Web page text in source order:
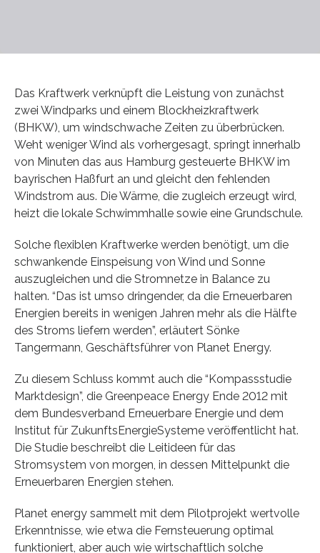
Das Kraftwerk verknüpft die Leistung von zunächst
zwei Windparks und einem Blockheizkraftwerk
(BHKW), um windschwache Zeiten zu überbrücken.
Weht weniger Wind als vorhergesagt, springt innerhalb
von Minuten das aus Hamburg gesteuerte BHKW im
bayrischen Haßfurt an und gleicht den fehlenden
Windstrom aus. Die Wärme, die zugleich erzeugt wird,
heizt die lokale Schwimmhalle sowie eine Grundschule.
Solche flexiblen Kraftwerke werden benötigt, um die
schwankende Einspeisung von Wind und Sonne
auszugleichen und die Stromnetze in Balance zu
halten. “Das ist umso dringender, da die Erneuerbaren
Energien bereits in wenigen Jahren mehr als die Hälfte
des Stroms liefern werden”, erläutert Sönke
Tangermann, Geschäftsführer von Planet Energy.
Zu diesem Schluss kommt auch die “Kompassstudie
Marktdesign”, die Greenpeace Energy Ende 2012 mit
dem Bundesverband Erneuerbare Energie und dem
Institut für ZukunftsEnergieSysteme veröffentlicht hat.
Die Studie beschreibt die Leitideen für das
Stromsystem von morgen, in dessen Mittelpunkt die
Erneuerbaren Energien stehen.
Planet energy sammelt mit dem Pilotprojekt wertvolle
Erkenntnisse, wie etwa die Fernsteuerung optimal
funktioniert, aber auch wie wirtschaftlich solche